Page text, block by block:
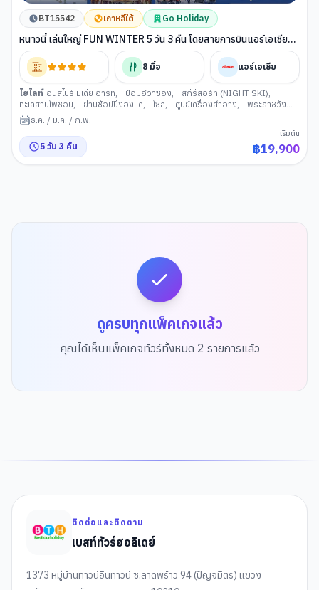
BT15542 เกาหลีใต้ Go Holiday
หนาวนี้ เล่นใหญ่ FUN WINTER 5 วัน 3 คืน โดยสายการบินแอร์เอเชีย
(FD)
8 มื้อ แอร์เอเชีย
ไฮไลท์ อินสไปร์ มีเดีย อาร์ท, ป้อมฮวาซอง, สกีรีสอร์ท (NIGHT SKI),
ทะเลสาบโพชอน, ย่านช้อปปิ้งฮงแด, โซล, ศูนย์เครื่องสำอาง,
พระราชวัง
เคียงบกกุง , พิพิธภัณสาหร่าย+เรียนทำกิมจิ+ชุดฮันบก
ธ.ค. / ม.ค. / ก.พ.
5 วัน 3 คืน
เริ่มต้น
฿19,900
ดูครบทุกแพ็คเกจแล้ว
คุณได้เห็นแพ็คเกจทัวร์ทั้งหมด 2 รายการแล้ว
ติดต่อและติดตาม
เบสท์ทัวร์ฮอลิเดย์
1373 หมู่บ้านทาวน์อินทาวน์ ซ.ลาดพร้าว 94 (ปัญจมิตร) แขวง